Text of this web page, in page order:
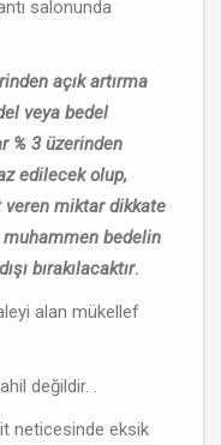
salonunda
açık artırma
veya bedel
% 3 üzerinden
edilecek olup,
veren miktar dikkate
bedelin
bırakılacaktır.
alan mükellef
değildir. .
neticesinde eksik